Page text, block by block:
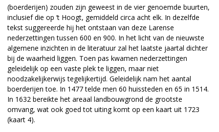
(boerderijen) zouden zijn geweest in de vier genoemde buurten,
inclusief die op ‘t Hoogt, gemiddeld circa acht elk. In dezelfde
tekst suggereerde hij het ontstaan van deze Larense
nederzettingen tussen 600 en 900. In het licht van de nieuwste
algemene inzichten in de literatuur zal het laatste jaartal dichter
bij de waarheid liggen. Toen pas kwamen nederzettingen
geleidelijk op een vaste plek te liggen, maar niet
noodzakelijkerwijs tegelijkertijd. Geleidelijk nam het aantal
boerderijen toe. In 1477 telde men 60 huissteden en 65 in 1514.
In 1632 bereikte het areaal landbouwgrond de grootste
omvang, wat ook goed tot uiting komt op een kaart uit 1723
(kaart 4).